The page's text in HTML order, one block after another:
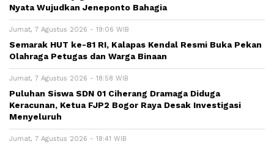
Nyata Wujudkan Jeneponto Bahagia
Jumat, 7 Agustus 2026 - 19:06 WIB
Semarak HUT ke-81 RI, Kalapas Kendal Resmi Buka Pekan
Olahraga Petugas dan Warga Binaan
Jumat, 7 Agustus 2026 - 18:58 WIB
Puluhan Siswa SDN 01 Ciherang Dramaga Diduga
Keracunan, Ketua FJP2 Bogor Raya Desak Investigasi
Menyeluruh
Jumat, 7 Agustus 2026 - 18:41 WIB